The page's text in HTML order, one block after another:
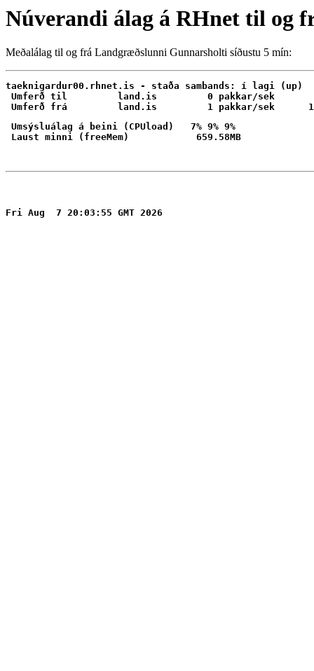
Núverandi álag á RHnet til og
Meðalálag til og frá Landgræðslunni Gunnarsholti síðustu 5 mín:
taeknigardur00.rhnet.is - staða sambands: í lagi (up)
Umferð til         land.is         0 pakkar/sek
Umsýsluálag á beini (CPUload)   7% 9% 9%